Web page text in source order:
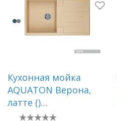
Кухонная мойка
AQUATON Верона,
латте ()
1A710032VR260